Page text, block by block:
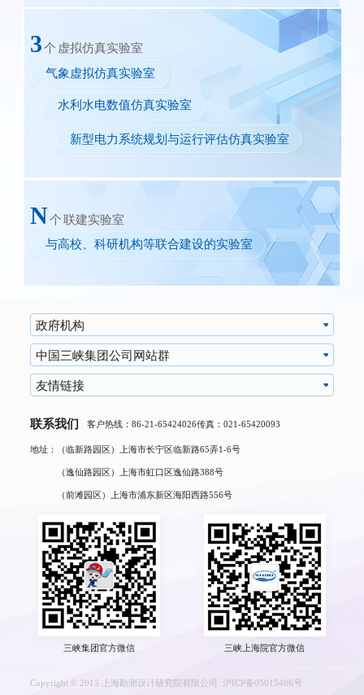
3个 虚拟仿真实验室
气象虚拟仿真实验室
水利水电数值仿真实验室
新型电力系统规划与运行评估仿真实验室
N个联建实验室
与高校、科研机构等联合建设的实验室
政府机构
中国三峡集团公司网站群
友情链接
联系我们 客户热线：86-21-65424026传真：021-65420093
地址：（临新路园区）上海市长宁区临新路65弄1-6号
（逸仙路园区）上海市虹口区逸仙路388号
（前滩园区）上海市浦东新区海阳西路556号
三峡集团官方微信 三峡上海院官方微信
Copyright © 2015 上海勘测设计研究院有限公司 沪ICP备05015486号